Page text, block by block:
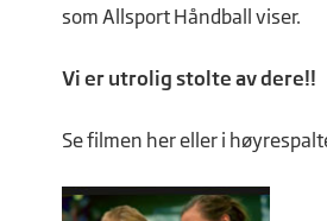
som Allsport Håndball viser.
Vi er utrolig stolte av dere!!
Se filmen her eller i